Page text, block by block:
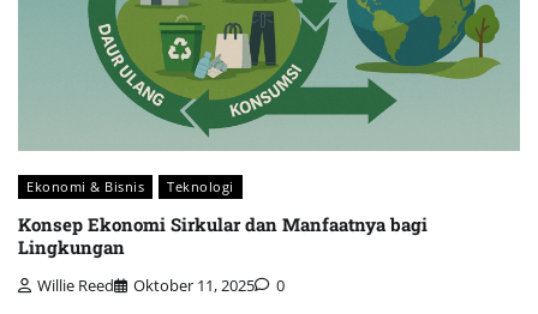
Ekonomi & Bisnis Teknologi
Konsep Ekonomi Sirkular dan Manfaatnya bagi
Lingkungan
Willie Reed Oktober 11, 2025 0